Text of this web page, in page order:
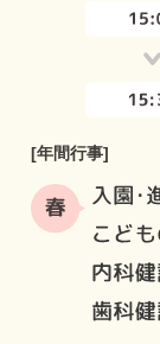
[年間行事]